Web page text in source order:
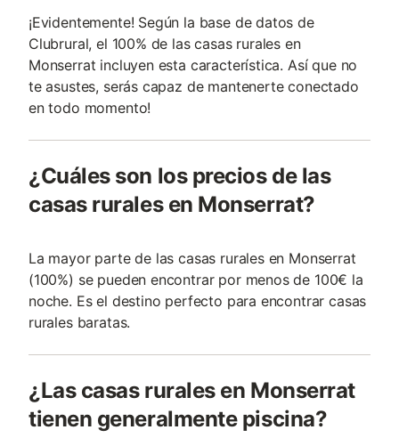
¡Evidentemente! Según la base de datos de
Clubrural, el 100% de las casas rurales en
Monserrat incluyen esta característica. Así que no
te asustes, serás capaz de mantenerte conectado
en todo momento!
¿Cuáles son los precios de las
casas rurales en Monserrat?
La mayor parte de las casas rurales en Monserrat
(100%) se pueden encontrar por menos de 100€ la
noche. Es el destino perfecto para encontrar casas
rurales baratas.
¿Las casas rurales en Monserrat
tienen generalmente piscina?